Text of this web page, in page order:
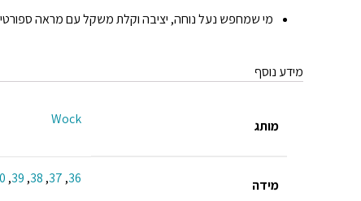
מי שמחפש נעל נוחה, יציבה וקלת משקל עם מראה
מידע נוסף
מותג Wock
מידה 36
,
37
,
38
,
39
,